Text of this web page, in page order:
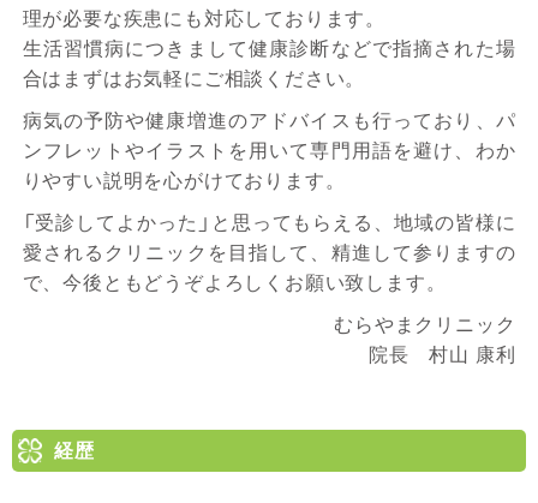
理が必要な疾患にも対応しております。
生活習慣病につきまして健康診断などで指摘された場
合はまずはお気軽にご相談ください。
病気の予防や健康増進のアドバイスも行っており、パ
ンフレットやイラストを用いて専門用語を避け、わか
りやすい説明を心がけております。
「受診してよかった」と思ってもらえる、地域の皆様に
愛されるクリニックを目指して、精進して参りますの
で、今後ともどうぞよろしくお願い致します。
むらやまクリニック
院長 村山 康利
経歴